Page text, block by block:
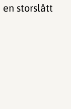
en storslått